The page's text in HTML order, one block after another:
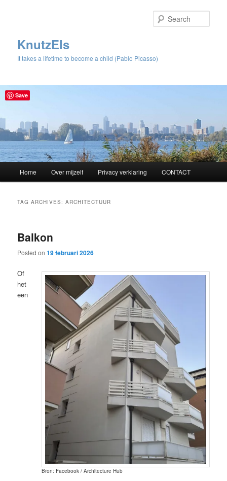
KnutzEls
It takes a lifetime to become a child (Pablo Picasso)
Skip
content
Skip
content
Home Over mijzelf Privacy verklaring CONTACT
TAG ARCHIVES:ARCHITECTUUR
Balkon
Posted on19 februari 2026
Bron: Facebook / Architecture Hub
Of
het
een
Save